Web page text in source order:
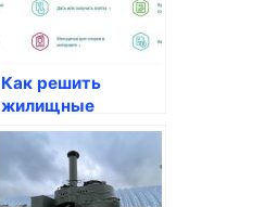
Как решить
жилищные
вопросы через
портал Госуслуги